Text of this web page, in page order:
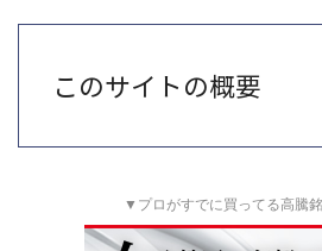
このサイトの概要
▼プロがすでに買ってる高騰